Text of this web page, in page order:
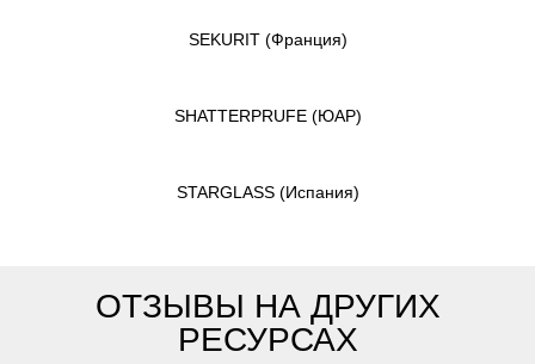
SEKURIT (Франция)
SHATTERPRUFE (ЮАР)
STARGLASS (Испания)
ОТЗЫВЫ НА ДРУГИХ
РЕСУРСАХ